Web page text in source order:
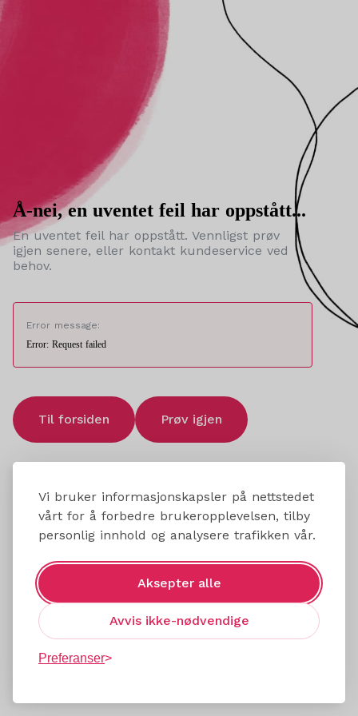
Vi bruker informasjonskapsler på nettstedet
vårt for å forbedre brukeropplevelsen, tilby
personlig innhold og analysere trafikken vår.
Aksepter alle
Avvis ikke-nødvendige
Preferanser
Å-nei, en uventet feil har oppstått...
En uventet feil har oppstått. Vennligst prøv
igjen senere, eller kontakt kundeservice ved
behov.
Error message:
Error: Request failed
Til forsiden Prøv igjen